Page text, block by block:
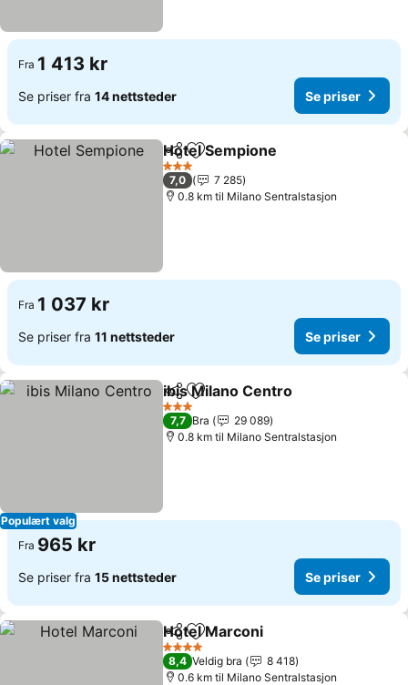
Fra 1 413 kr
Se priser fra 14 nettsteder Se priser
Del Legg til i favoritter
Hotel Sempione
3 Stjerner
7,0
7 285
0.8 km til Milano Sentralstasjon
Fra 1 037 kr
Se priser fra 11 nettsteder Se priser
Populært valg
Del Legg til i favoritter
ibis Milano Centro
3 Stjerner
7,7 Bra
29 089
0.8 km til Milano Sentralstasjon
Fra 965 kr
Se priser fra 15 nettsteder Se priser
Del Legg til i favoritter
Hotel Marconi
4 Stjerner
8,4 Veldig bra
8 418
0.6 km til Milano Sentralstasjon